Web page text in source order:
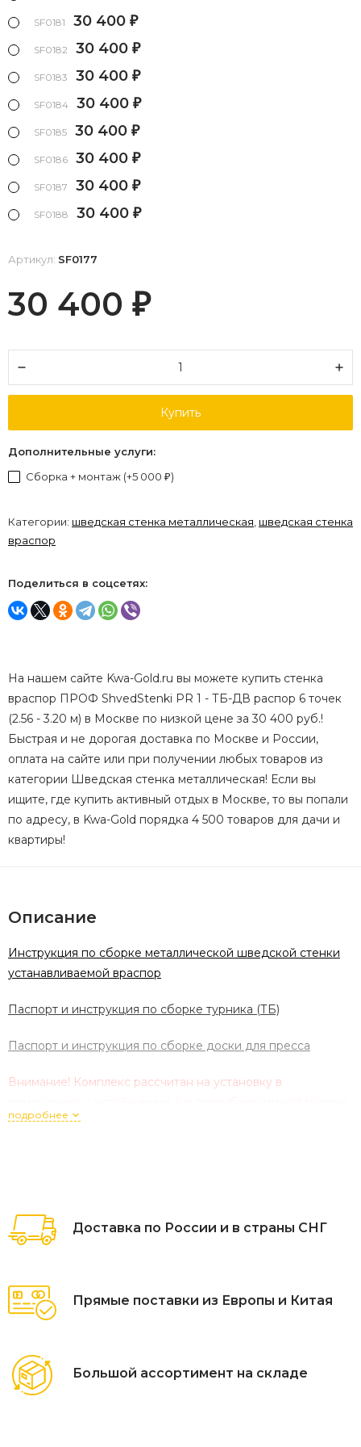
SF0181 30 400 ₽
SF0182 30 400 ₽
SF0183 30 400 ₽
SF0184 30 400 ₽
SF0185 30 400 ₽
SF0186 30 400 ₽
SF0187 30 400 ₽
SF0188 30 400 ₽
Артикул: SF0177
30 400 ₽
Купить
Дополнительные услуги:
Сборка + монтаж (+5 000 ₽)
Категории: шведская стенка металлическая, шведская стенка
враспор
Поделиться в соцсетях:
На нашем сайте Kwa-Gold.ru вы можете купить стенка
враспор ПРОФ ShvedStenki PR 1 - ТБ-ДВ распор 6 точек
(2.56 - 3.20 м) в Москве по низкой цене за 30 400 руб.!
Быстрая и не дорогая доставка по Москве и России,
оплата на сайте или при получении любых товаров из
категории Шведская стенка металлическая! Если вы
ищите, где купить активный отдых в Москве, то вы попали
по адресу, в Kwa-Gold порядка 4 500 товаров для дачи и
квартиры!
Описание
Инструкция по сборке металлической шведской стенки
устанавливаемой враспор
Паспорт и инструкция по сборке турника (ТБ)
Паспорт и инструкция по сборке доски для пресса
Внимание! Комплекс рассчитан на установку в
в противном случае необходимо обеспечить условия для
Вес: 39 кг;
сверлением (пол-потолок)
Габариты: 2520х71 см
покрытие по ГОСТ 9.410)
Профиль вертикальных стоек: 50х50мм
подробнее
Доставка по России и в страны СНГ
Прямые поставки из Европы и Китая
Большой ассортимент на складе